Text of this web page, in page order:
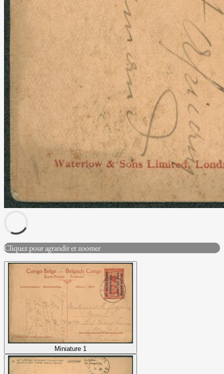
Cliquez pour agrandir et zoomer
Miniature 1